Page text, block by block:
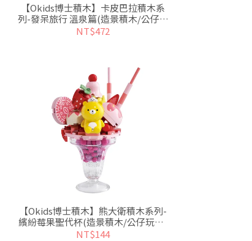
【Okids博士積木】卡皮巴拉積木系
列-發呆旅行 溫泉篇(造景積木/公仔玩
具/療癒小物)
NT$472
【Okids博士積木】熊大衛積木系列-
繽紛莓果聖代杯(造景積木/公仔玩具/
療癒小物)
NT$144